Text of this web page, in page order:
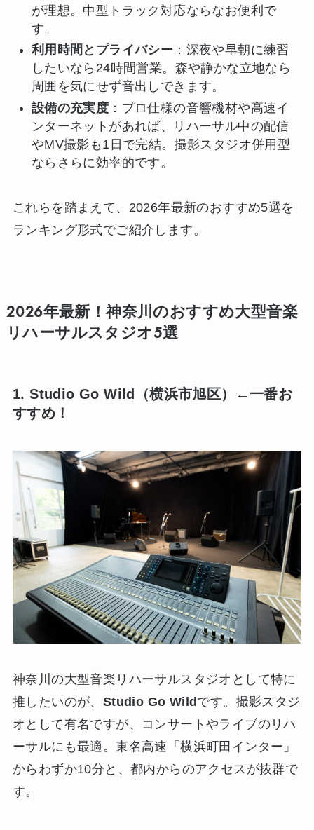
が理想。中型トラック対応ならなお便利で
す。
利用時間とプライバシー ：深夜や早朝に練習
したいなら24時間営業。森や静かな立地なら
周囲を気にせず音出しできます。
設備の充実度 ：プロ仕様の音響機材や高速イ
ンターネットがあれば、リハーサル中の配信
やMV撮影も1日で完結。撮影スタジオ併用型
ならさらに効率的です。
これらを踏まえて、2026年最新のおすすめ5選を
ランキング形式でご紹介します。
2026年最新！神奈川のおすすめ大型音楽
リハーサルスタジオ5選
1. Studio Go Wild（横浜市旭区）←一番お
すすめ！
神奈川の大型音楽リハーサルスタジオとして特に
推したいのが、 Studio Go Wild です。撮影スタジ
オとして有名ですが、コンサートやライブのリハ
ーサルにも最適。東名高速「横浜町田インター」
からわずか10分と、都内からのアクセスが抜群で
す。